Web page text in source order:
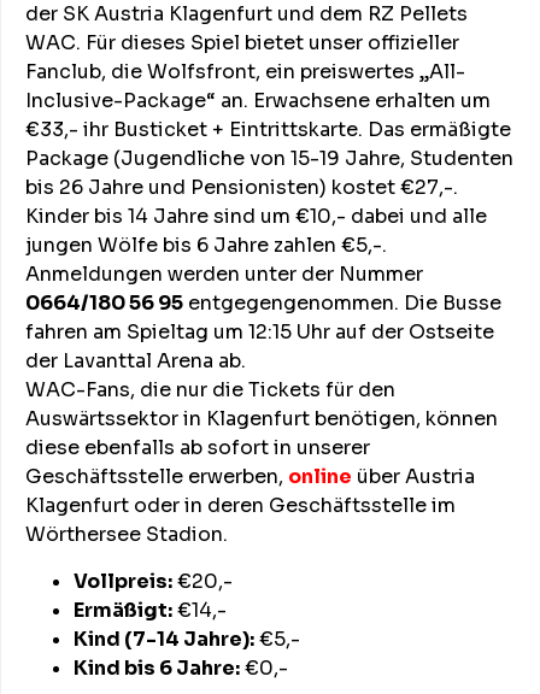
der SK Austria Klagenfurt und dem RZ Pellets
WAC. Für dieses Spiel bietet unser offizieller
Fanclub, die Wolfsfront, ein preiswertes „All-
Inclusive-Package“ an. Erwachsene erhalten um
€33,- ihr Busticket + Eintrittskarte. Das ermäßigte
Package (Jugendliche von 15-19 Jahre, Studenten
bis 26 Jahre und Pensionisten) kostet €27,-.
Kinder bis 14 Jahre sind um €10,- dabei und alle
jungen Wölfe bis 6 Jahre zahlen €5,-.
Anmeldungen werden unter der Nummer
0664/180 56 95 entgegengenommen. Die Busse
fahren am Spieltag um 12:15 Uhr auf der Ostseite
der Lavanttal Arena ab.
WAC-Fans, die nur die Tickets für den
Auswärtssektor in Klagenfurt benötigen, können
diese ebenfalls ab sofort in unserer
Geschäftsstelle erwerben, online über Austria
Klagenfurt oder in deren Geschäftsstelle im
Wörthersee Stadion.
Vollpreis:€20,-
Ermäßigt:€14,-
Kind (7-14 Jahre):€5,-
Kind bis 6 Jahre:€0,-